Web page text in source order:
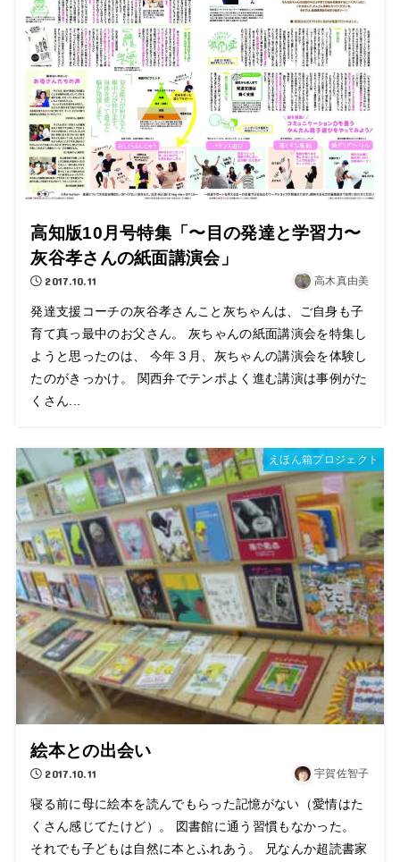
高知版10月号特集「〜目の発達と学習力〜
灰谷孝さんの紙面講演会」
2017.10.11 高木真由美
発達支援コーチの灰谷孝さんこと灰ちゃんは、ご自身も子
育て真っ最中のお父さん。 灰ちゃんの紙面講演会を特集し
ようと思ったのは、 今年３月、灰ちゃんの講演会を体験し
たのがきっかけ。 関西弁でテンポよく進む講演は事例がた
くさん...
えほん箱プロジェクト
絵本との出会い
2017.10.11 宇賀佐智子
寝る前に母に絵本を読んでもらった記憶がない（愛情はた
くさん感じてたけど）。 図書館に通う習慣もなかった。
それでも子どもは自然に本とふれあう。 兄なんか超読書家